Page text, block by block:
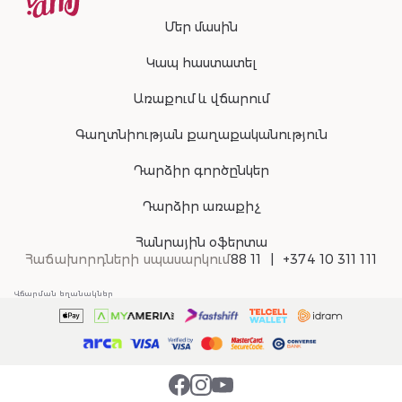
Մեր մասին
Կապ հաստատել
Առաքում և վճարում
Գաղտնիության քաղաքականություն
Դարձիր գործընկեր
Դարձիր առաքիչ
Հանրային օֆերտա
Հաճախորդների սպասարկում88 11 +374 10 311 111
Վճարման եղանակներ